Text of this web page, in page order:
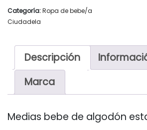
Categoría:Ropa de bebe/a
Ciudadela
Descripción
Marca
Medias bebe de algodón